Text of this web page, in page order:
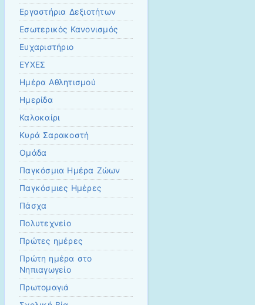
Εργαστήρια Δεξιοτήτων
Εσωτερικός Κανονισμός
Ευχαριστήριο
ΕΥΧΕΣ
Ημέρα Αθλητισμού
Ημερίδα
Καλοκαίρι
Κυρά Σαρακοστή
Ομάδα
Παγκόσμια Ημέρα Ζώων
Παγκόσμιες Ημέρες
Πάσχα
Πολυτεχνείο
Πρώτες ημέρες
Πρώτη ημέρα στο
Νηπιαγωγείο
Πρωτομαγιά